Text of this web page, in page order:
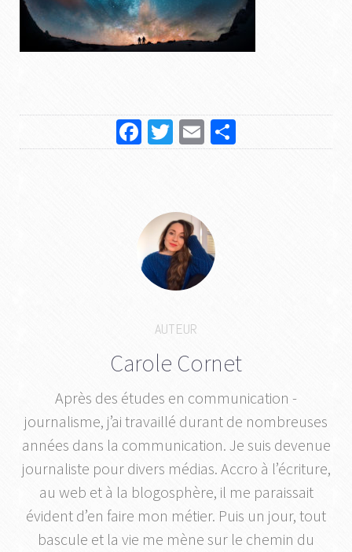
Facebook
Twitter
Email
AUTEUR
Carole Cornet
Après des études en communication -
journalisme, j’ai travaillé durant de nombreuses
années dans la communication. Je suis devenue
journaliste pour divers médias. Accro à l’écriture,
au web et à la blogosphère, il me paraissait
évident d’en faire mon métier. Puis un jour, tout
bascule et la vie me mène sur le chemin du